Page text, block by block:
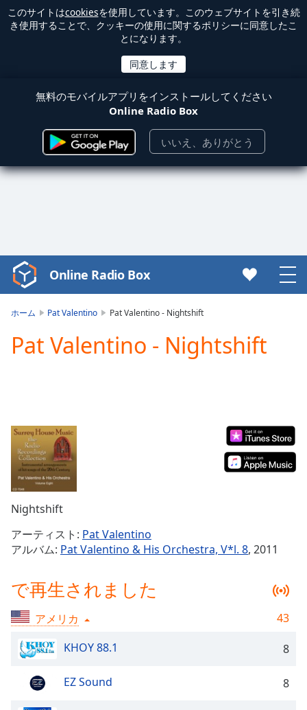
このサイトはcookiesを使用しています。このウェブサイトを引き続
き使用することで、クッキーの使用に関するポリシーに同意したこ
とになります。
無料のモバイルアプリをインストールしてください
Online Radio Box
いいえ、ありがとう
Video
Player
Play
Video
Mute
Current
Time0:00
Duration-:-
Loaded:
Stream
TypeLIVE
live,
currently
liveLIVE
Remaining
Time-
Playback
Online Radio Box
ホーム Pat Valentino Pat Valentino - Nightshift
Pat Valentino - Nightshift
Nightshift
アーティスト: Pat Valentino
アルバム: Pat Valentino & His Orchestra, V*l. 8, 2011
で再生されました
アメリカ
43
KHOY 88.1
8
EZ Sound 8